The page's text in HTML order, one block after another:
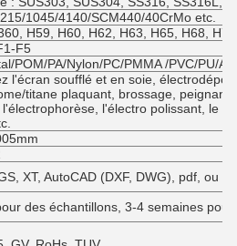
1045/4140/SCM440/40CrMo etc.
H59, H60, H62, H63, H65, H68,
F5
POM/PA/Nylon/PC/PMMA /PVC/PU/
l'écran soufflé et en soie,
titane plaquant, brossage,
l'électro polissant, le
XT, AutoCAD (DXF, DWG), pdf, ou
des échantillons, 3-4 semaines